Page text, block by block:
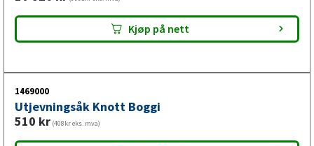
Kjøp på nett
1469000
Utjevningsåk Knott Boggi
510 kr (408kr eks. mva)